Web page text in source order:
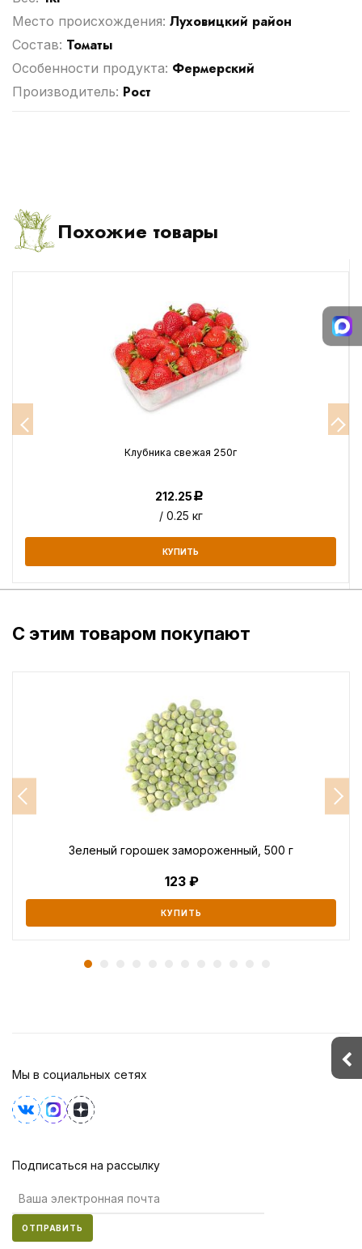
Место происхождения: Луховицкий район
Cостав: Томаты
Особенности продукта: Фермерский
Производитель: Рост
Похожие товары
Клубника свежая 250г
212.25Р
/ 0.25 кг
КУПИТЬ
С этим товаром покупают
Зеленый горошек замороженный, 500 г
123
КУПИТЬ
Мы в социальных сетях
Подписаться на рассылку
ОТПРАВИТЬ